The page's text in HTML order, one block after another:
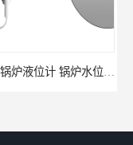
北海智能锅炉液位计 锅炉水位计厂商 自动适应自动校准